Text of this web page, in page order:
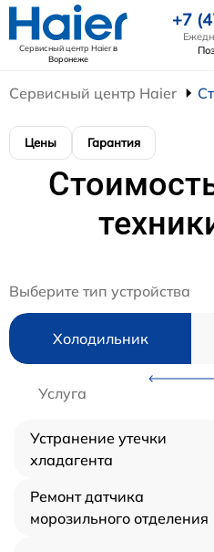
Сервисный центр Haierв
Воронеже
+7
Сервисный центр Haier
Цены Гарантия
Выберите тип устройства
Холодильник
Услуга
Устранение утечки
хладагента
Ремонт датчика
морозильного отделения